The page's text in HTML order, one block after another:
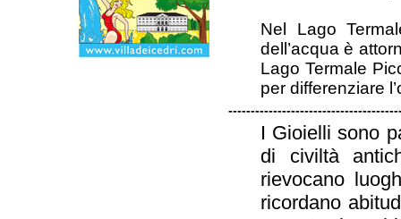
Nel Lago
dell’acqua è
Lago Termale
per differenziare
I Gioielli sono
di civiltà
rievocano
ricordano